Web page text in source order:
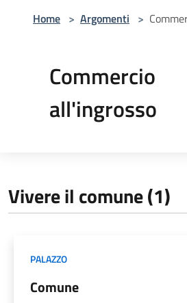
Home > Argomenti >
Commercio
all'ingrosso
Vivere il comune (1)
PALAZZO
Comune